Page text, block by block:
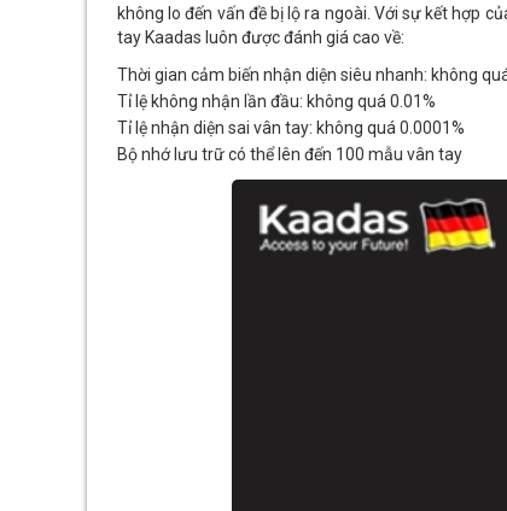
không lo đến vấn đề bị lộ ra ngoài. Với sự kết hợp
tay Kaadas luôn được đánh giá cao về:
Thời gian cảm biến nhận diện siêu nhanh: không
Tỉ lệ không nhận lần đầu: không quá 0.01%
Tỉ lệ nhận diện sai vân tay: không quá 0.0001%
Bộ nhớ lưu trữ có thể lên đến 100 mẫu vân tay